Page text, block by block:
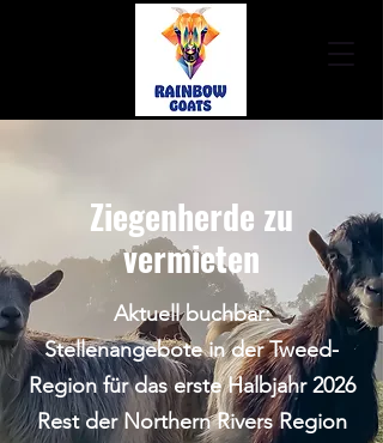
Ziegenherde zu
vermieten
Aktuell buchbar:
Stellenangebote in der Tweed-
Region für das erste Halbjahr 2026
Rest der Northern Rivers Region